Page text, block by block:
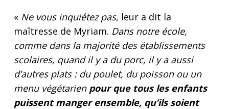
« Ne vous inquiétez pas, leur a dit la
maîtresse de Myriam. Dans notre école,
comme dans la majorité des établissements
scolaires, quand il y a du porc, il y a aussi
d’autres plats : du poulet, du poisson ou un
menu végétarien pour que tous les enfants
puissent manger ensemble, qu’ils soient